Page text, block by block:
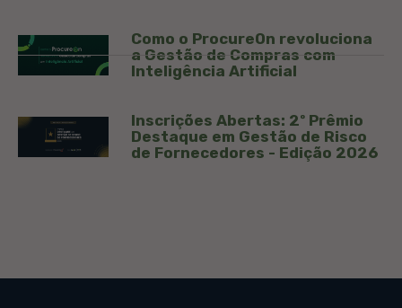
Como o ProcureOn revoluciona
a Gestão de Compras com
Inteligência Artificial
Inscrições Abertas: 2º Prêmio
Destaque em Gestão de Risco
de Fornecedores - Edição 2026